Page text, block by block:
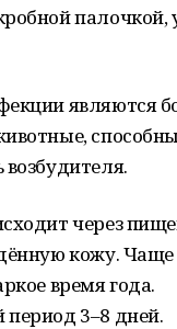
палочкой,
являются
через
кожу. Чаще
время года.
3–8 дней.